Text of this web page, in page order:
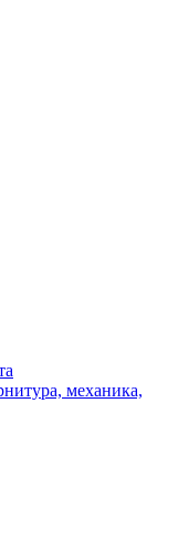
механика,